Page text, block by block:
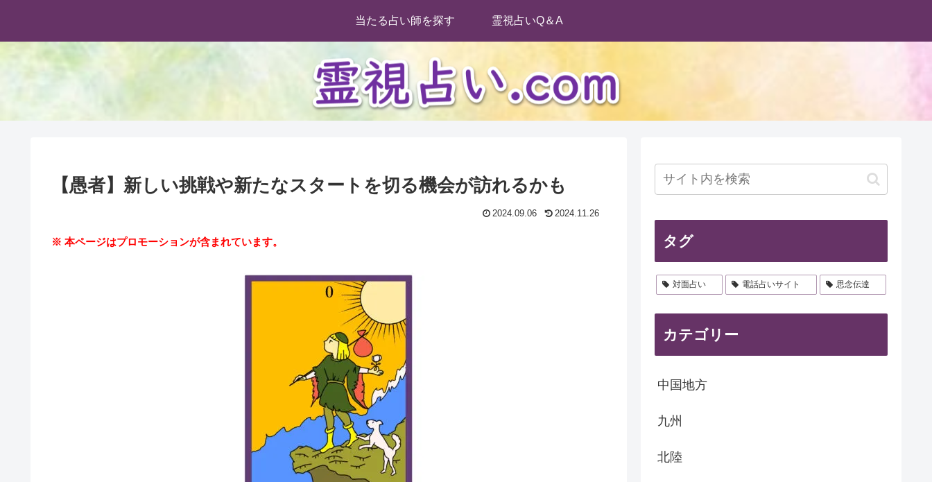
当たる占い師を探す 霊視占いQ＆A
【愚者】新しい挑戦や新たなスタートを切る機会が訪れるかも
2024.09.06 2024.11.26
※ 本ページはプロモーションが含まれています。 タグ
対面占い 電話占いサイト 思念伝達
カテゴリー
中国地方
九州
北陸